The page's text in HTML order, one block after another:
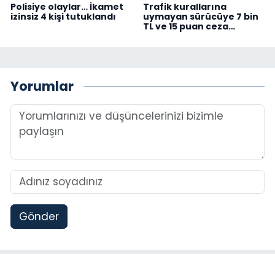
Polisiye olaylar… İkamet
izinsiz 4 kişi tutuklandı
Trafik kurallarına
uymayan sürücüye 7 bin
TL ve 15 puan ceza…
Yorumlar
Gönder